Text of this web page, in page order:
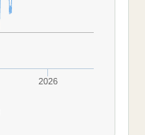
2026